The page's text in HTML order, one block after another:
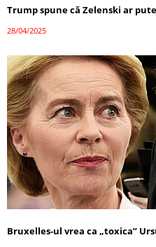
Trump spune că Zelenski ar
28/04/2025
Bruxelles-ul vrea ca „toxica”